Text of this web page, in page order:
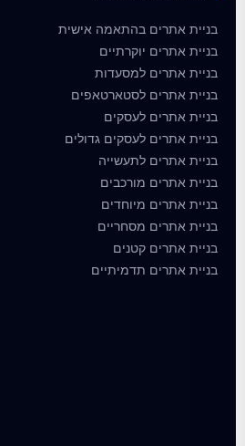
בניית אתרים בהתאמה אישית
בניית אתרים יוקרתיים
בניית אתרים למסעדות
בניית אתרים לסטארטאפים
בניית אתרים לעסקים
בניית אתרים לעסקים גדולים
בניית אתרים לתעשייה
בניית אתרים מורכבים
בניית אתרים מיוחדים
בניית אתרים מסחריים
בניית אתרים קטנים
בניית אתרים תדמיתיים